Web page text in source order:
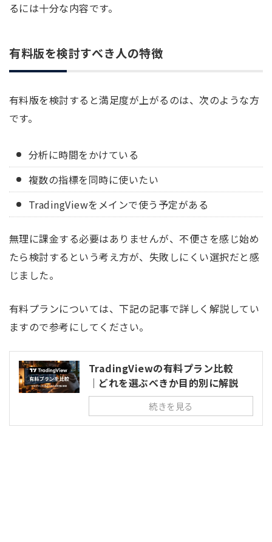
るには十分な内容です。
有料版を検討すべき人の特徴
有料版を検討すると満足度が上がるのは、次のような方
です。
分析に時間をかけている
複数の指標を同時に使いたい
TradingViewをメインで使う予定がある
無理に課金する必要はありませんが、不便さを感じ始め
たら検討するという考え方が、失敗しにくい選択だと感
じました。
有料プランについては、下記の記事で詳しく解説してい
ますので参考にしてください。
TradingViewの有料プラン比較
｜どれを選ぶべきか目的別に解説
続きを見る